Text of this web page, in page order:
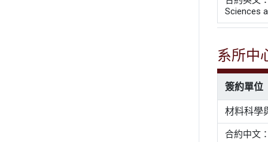
Sciences
系所中
簽約單位
材料科學
合約中文